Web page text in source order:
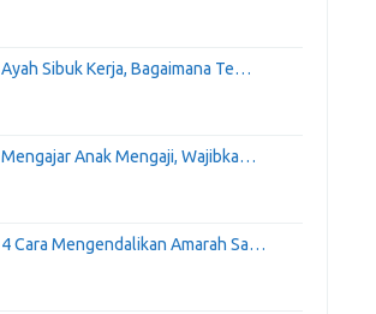
Ayah Sibuk Kerja, Bagaimana Te…
Mengajar Anak Mengaji, Wajibka…
4 Cara Mengendalikan Amarah Sa…